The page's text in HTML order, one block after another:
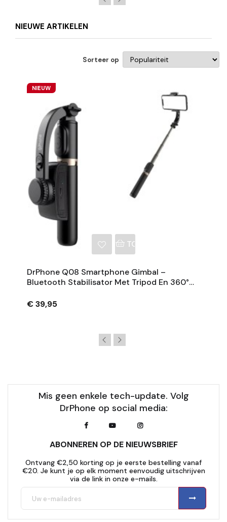
NIEUWE ARTIKELEN
Sorteer op
NIEUW
TOEVOEGEN AAN
DrPhone Q08 Smartphone Gimbal –
Bluetooth Stabilisator Met Tripod En 360°
€ 39,95
Mis geen enkele tech-update. Volg
DrPhone op social media:
ABONNEREN OP DE NIEUWSBRIEF
Ontvang €2,50 korting op je eerste bestelling vanaf
€20. Je kunt je op elk moment eenvoudig uitschrijven
via de link in onze e-mails.